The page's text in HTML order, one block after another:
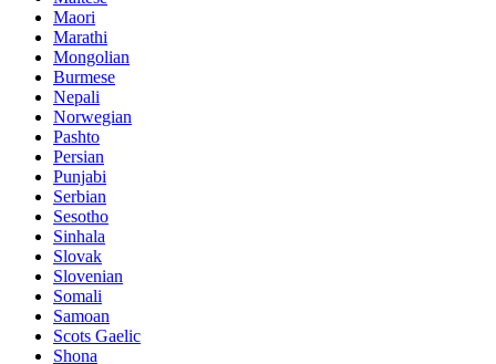
Maori
Marathi
Mongolian
Burmese
Nepali
Norwegian
Pashto
Persian
Punjabi
Serbian
Sesotho
Sinhala
Slovak
Slovenian
Somali
Samoan
Scots Gaelic
Shona